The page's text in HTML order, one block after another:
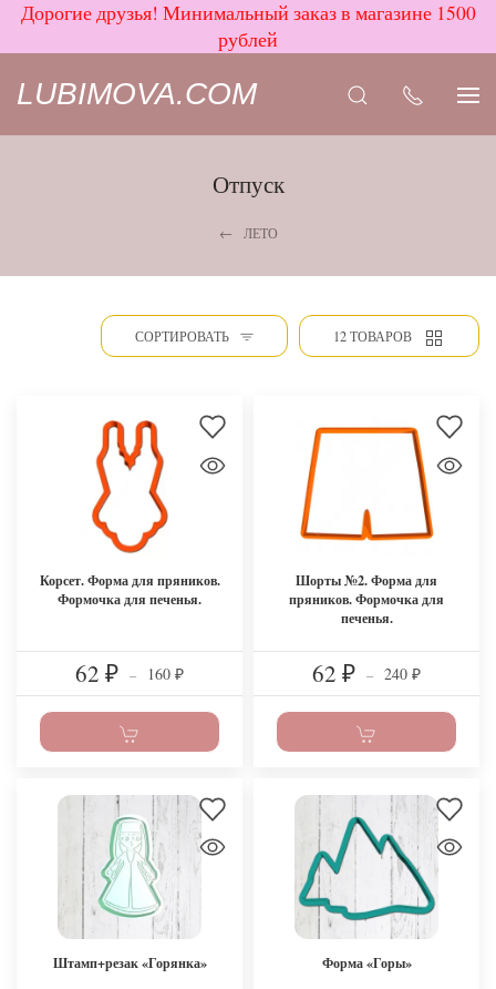
Дорогие друзья! Минимальный заказ в магазине 1500
рублей
LUBIMOVA.COM
Отпуск
ЛЕТО
СОРТИРОВАТЬ 12 ТОВАРОВ
Корсет. Форма для пряников.
Формочка для печенья.
62 ₽ – 160 ₽
Шорты №2. Форма для
пряников. Формочка для
печенья.
62 ₽ – 240 ₽
Штамп+резак «Горянка» Форма «Горы»